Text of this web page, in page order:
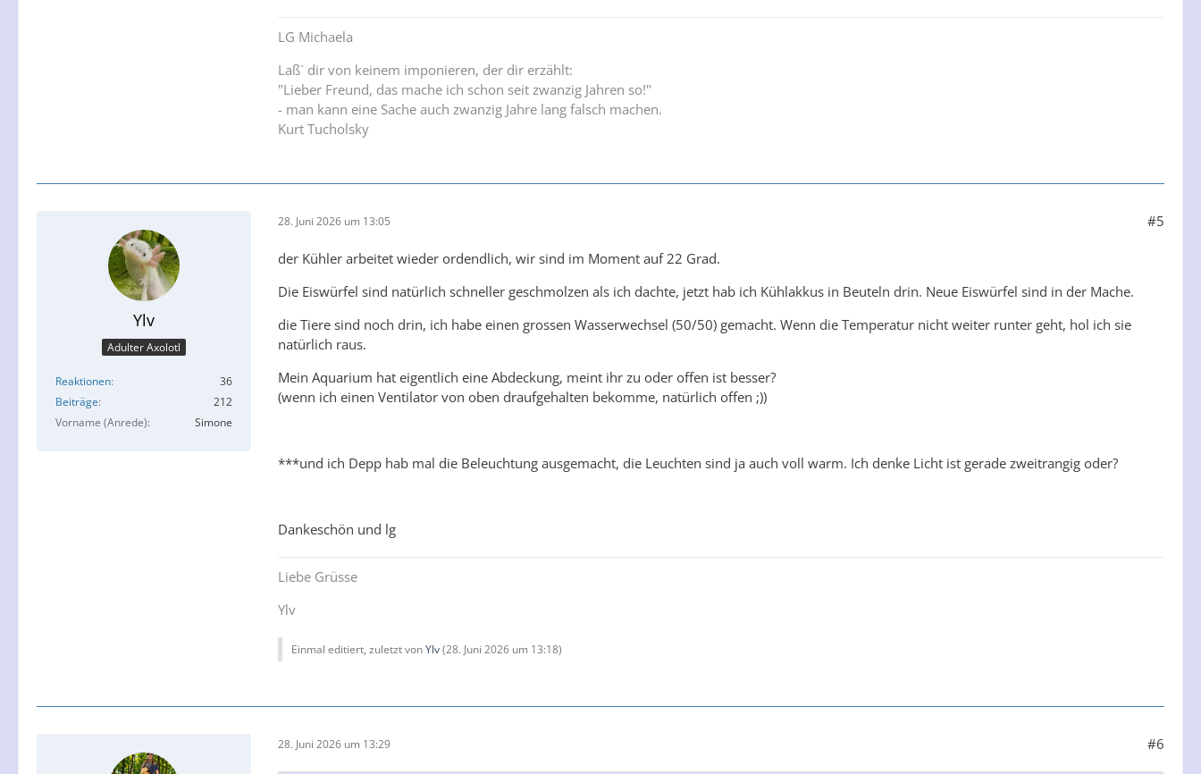
LG Michaela
Laß` dir von keinem imponieren, der dir erzählt:
"Lieber Freund, das mache ich schon seit zwanzig Jahren so!"
- man kann eine Sache auch zwanzig Jahre lang falsch machen.
Kurt Tucholsky
Ylv
Adulter Axolotl
Reaktionen
36
Beiträge
212
Vorname (Anrede)
Simone
28. Juni 2026 um 13:05 #5
der Kühler arbeitet wieder ordendlich, wir sind im Moment auf 22 Grad.
Die Eiswürfel sind natürlich schneller geschmolzen als ich dachte, jetzt hab ich Kühlakkus in Beuteln drin. Neue Eiswürfel sind in der Mache.
die Tiere sind noch drin, ich habe einen grossen Wasserwechsel (50/50) gemacht. Wenn die Temperatur nicht weiter runter geht, hol ich sie
natürlich raus.
Mein Aquarium hat eigentlich eine Abdeckung, meint ihr zu oder offen ist besser?
(wenn ich einen Ventilator von oben draufgehalten bekomme, natürlich offen ;))
***und ich Depp hab mal die Beleuchtung ausgemacht, die Leuchten sind ja auch voll warm. Ich denke Licht ist gerade zweitrangig oder?
Dankeschön und lg
Liebe Grüsse
Ylv
Einmal editiert, zuletzt vonYlv(28. Juni 2026 um 13:18)
28. Juni 2026 um 13:29 #6